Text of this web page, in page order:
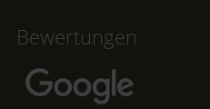
Bewertungen